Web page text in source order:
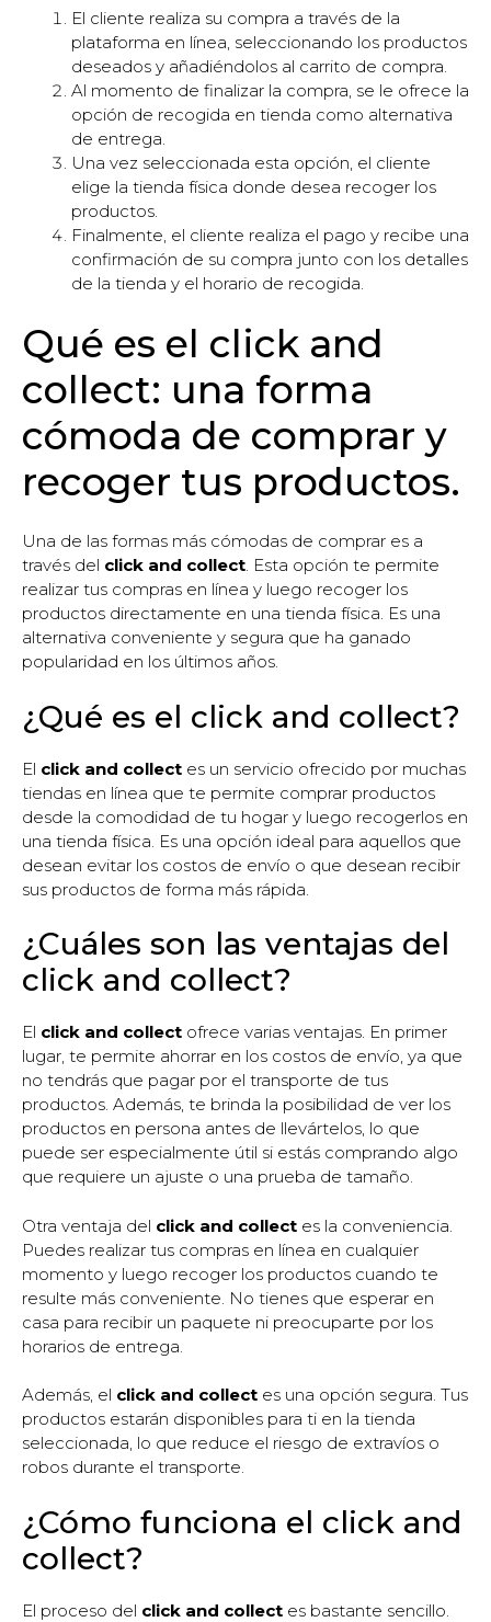
El cliente realiza su compra a través de la
plataforma en línea, seleccionando los productos
deseados y añadiéndolos al carrito de compra.
Al momento de finalizar la compra, se le ofrece la
opción de recogida en tienda como alternativa
de entrega.
Una vez seleccionada esta opción, el cliente
elige la tienda física donde desea recoger los
productos.
Finalmente, el cliente realiza el pago y recibe una
confirmación de su compra junto con los detalles
de la tienda y el horario de recogida.
Qué es el click and
collect: una forma
cómoda de comprar y
recoger tus productos.
Una de las formas más cómodas de comprar es a
través del click and collect. Esta opción te permite
realizar tus compras en línea y luego recoger los
productos directamente en una tienda física. Es una
alternativa conveniente y segura que ha ganado
popularidad en los últimos años.
¿Qué es el click and collect?
El click and collect es un servicio ofrecido por muchas
tiendas en línea que te permite comprar productos
desde la comodidad de tu hogar y luego recogerlos en
una tienda física. Es una opción ideal para aquellos que
desean evitar los costos de envío o que desean recibir
sus productos de forma más rápida.
¿Cuáles son las ventajas del
click and collect?
El click and collect ofrece varias ventajas. En primer
lugar, te permite ahorrar en los costos de envío, ya que
no tendrás que pagar por el transporte de tus
productos. Además, te brinda la posibilidad de ver los
productos en persona antes de llevártelos, lo que
puede ser especialmente útil si estás comprando algo
que requiere un ajuste o una prueba de tamaño.
Otra ventaja del click and collect es la conveniencia.
Puedes realizar tus compras en línea en cualquier
momento y luego recoger los productos cuando te
resulte más conveniente. No tienes que esperar en
casa para recibir un paquete ni preocuparte por los
horarios de entrega.
Además, el click and collect es una opción segura. Tus
productos estarán disponibles para ti en la tienda
seleccionada, lo que reduce el riesgo de extravíos o
robos durante el transporte.
¿Cómo funciona el click and
collect?
El proceso del click and collect es bastante sencillo.